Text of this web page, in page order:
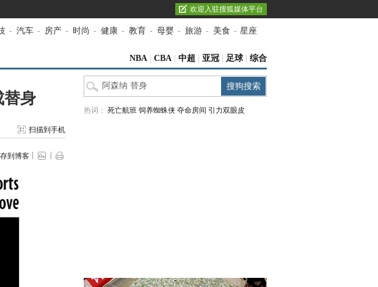
欢迎入驻搜狐媒体平台
- 汽车 - 房产 - 时尚 - 健康 - 教育 - 母婴 - 旅游 - 美食 - 星座
NBA CBA 中超 亚冠 足球 综合
替身
扫描到手机
到博客
热词： 死亡航班 饲养蜘蛛侠 夺命房间 引力双眼皮